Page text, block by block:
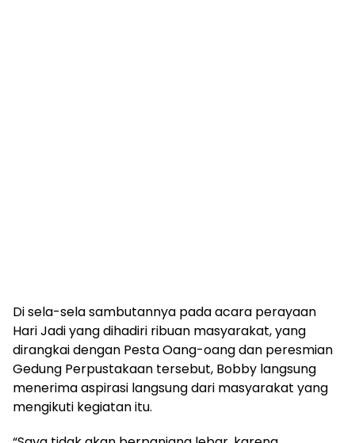
Di sela-sela sambutannya pada acara perayaan
Hari Jadi yang dihadiri ribuan masyarakat, yang
dirangkai dengan Pesta Oang-oang dan peresmian
Gedung Perpustakaan tersebut, Bobby langsung
menerima aspirasi langsung dari masyarakat yang
mengikuti kegiatan itu.